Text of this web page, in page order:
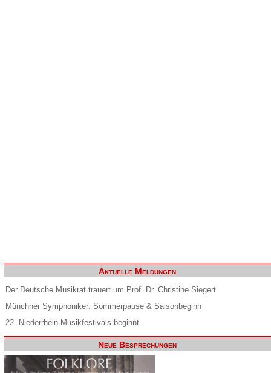
Aktuelle Meldungen
Der Deutsche Musikrat trauert um Prof. Dr. Christine Siegert
Münchner Symphoniker: Sommerpause & Saisonbeginn
22. Niederrhein Musikfestivals beginnt
Neue Besprechungen